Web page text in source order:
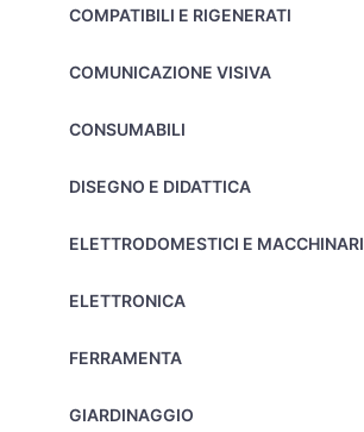
COMPATIBILI E RIGENERATI
COMUNICAZIONE VISIVA
CONSUMABILI
DISEGNO E DIDATTICA
ELETTRODOMESTICI E MACCHINARI
ELETTRONICA
FERRAMENTA
GIARDINAGGIO